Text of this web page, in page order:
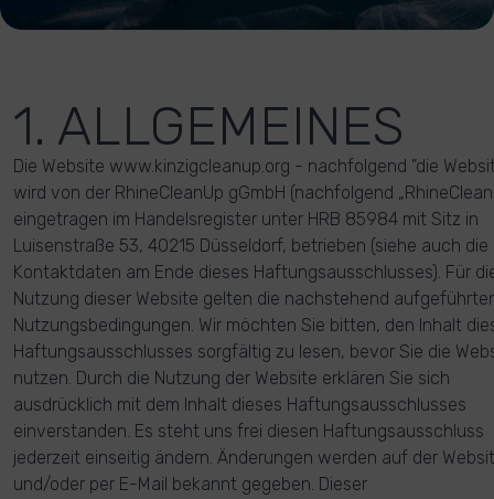
1. ALLGEMEINES
Die Website www.kinzigcleanup.org - nachfolgend "die
wird von der RhineCleanUp gGmbH (nachfolgend
eingetragen im Handelsregister unter HRB 85984 mit Sitz in
Luisenstraße 53, 40215 Düsseldorf, betrieben (siehe auch die
Kontaktdaten am Ende dieses Haftungsausschlusses). Für
Nutzung dieser Website gelten die nachstehend
Nutzungsbedingungen. Wir möchten Sie bitten, den Inhalt
Haftungsausschlusses sorgfältig zu lesen, bevor Sie die
nutzen. Durch die Nutzung der Website erklären Sie sich
ausdrücklich mit dem Inhalt dieses Haftungsausschlusses
einverstanden. Es steht uns frei diesen Haftungsausschluss
jederzeit einseitig ändern. Änderungen werden auf der
und/oder per E-Mail bekannt gegeben. Dieser